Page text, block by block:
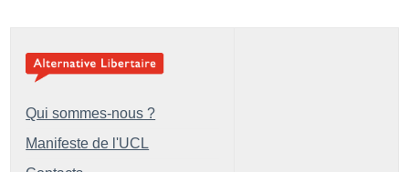
Qui sommes-nous ?
Manifeste de l'UCL